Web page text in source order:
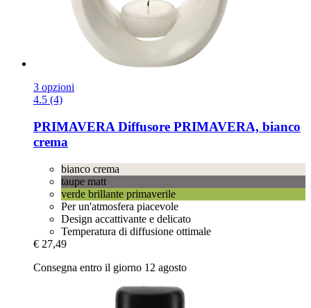
3 opzioni
4.5 (4)
PRIMAVERA Diffusore PRIMAVERA, bianco
crema
bianco crema
taupe matt
verde brillante primaverile
Per un'atmosfera piacevole
Design accattivante e delicato
Temperatura di diffusione ottimale
€ 27,49
Consegna entro il giorno 12 agosto